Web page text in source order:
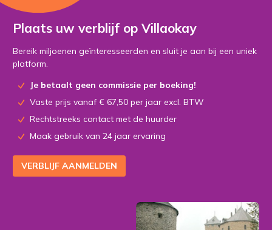
Plaats uw verblijf op Villaokay
Bereik miljoenen geïnteresseerden en sluit je aan bij een uniek
platform.
Je betaalt geen commissie per boeking!
Vaste prijs vanaf € 67,50 per jaar excl. BTW
Rechtstreeks contact met de huurder
Maak gebruik van 24 jaar ervaring
VERBLIJF AANMELDEN